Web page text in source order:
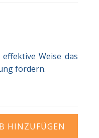
Weise das
fördern.
HINZUFÜGEN